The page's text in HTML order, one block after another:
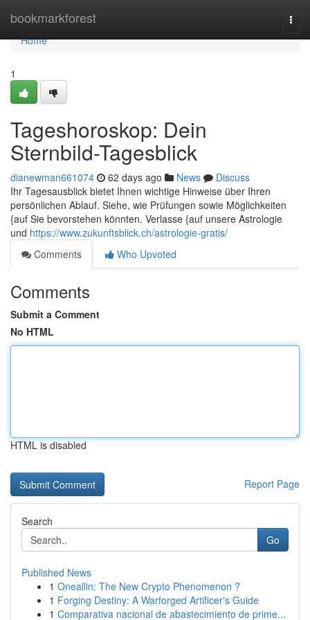
bookmarkforest
Home
Home
1
Tageshoroskop: Dein
Sternbild-Tagesblick
dianewman661074 62 days ago News
Discuss
Ihr Tagesausblick bietet Ihnen wichtige Hinweise über Ihren
persönlichen Ablauf. Siehe, wie Prüfungen sowie Möglichkeiten
{auf Sie bevorstehen könnten. Verlasse {auf unsere Astrologie
und https://www.zukunftsblick.ch/astrologie-gratis/
Comments
Who Upvoted
Comments
Submit a Comment
No HTML
HTML is disabled
Report Page
Search
Go
Published News
1 Oneallin: The New Crypto Phenomenon ?
1 Forging Destiny: A Warforged Artificer's Guide
1 Comparativa nacional de abastecimiento de prime...